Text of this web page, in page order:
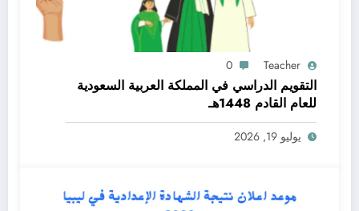
Teacher
0
التقويم الدراسي في المملكة العربية السعودية
للعام القادم 1448هـ
يوليو 19, 2026